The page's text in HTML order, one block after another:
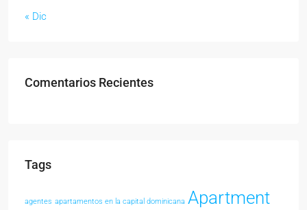
« Dic
Comentarios Recientes
Tags
agentes apartamentos en la capital dominicana Apartment